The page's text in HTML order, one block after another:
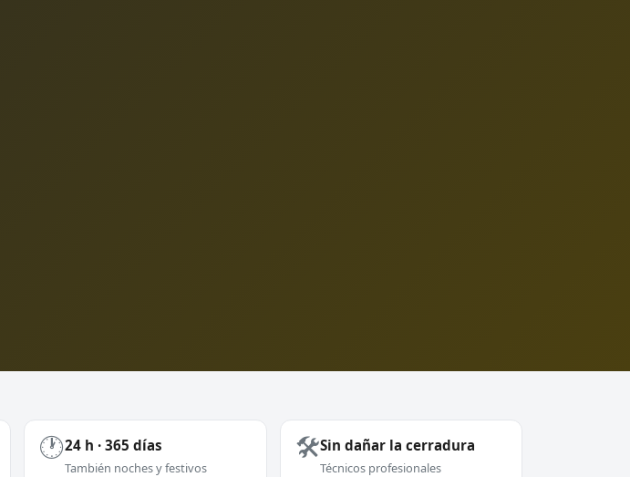
🕐24 h · 365 días
También noches y festivos
🛠️Sin dañar la cerradura
Técnicos profesionales